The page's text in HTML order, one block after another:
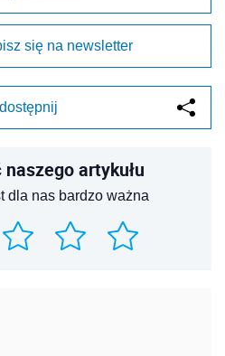
się na newsletter
artykułu
dla nas bardzo ważna